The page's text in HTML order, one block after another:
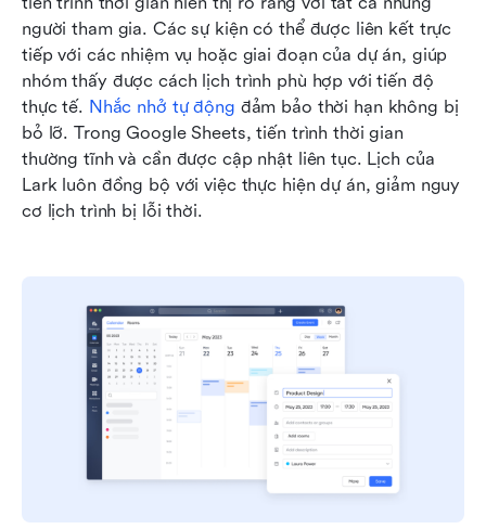
người tham gia. Các sự kiện có thể được liên kết trực
tiếp với các nhiệm vụ hoặc giai đoạn của dự án, giúp
nhóm thấy được cách lịch trình phù hợp với tiến độ
thực tế. Nhắc nhở tự động đảm bảo thời hạn không bị
bỏ lỡ. Trong Google Sheets, tiến trình thời gian
thường tĩnh và cần được cập nhật liên tục. Lịch của
Lark luôn đồng bộ với việc thực hiện dự án, giảm nguy
cơ lịch trình bị lỗi thời.